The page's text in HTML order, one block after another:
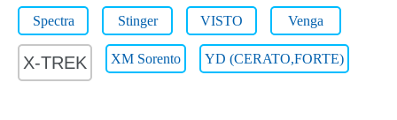
Spectra Stinger VISTO Venga
X-TREK XM Sorento YD (CERATO,FORTE)